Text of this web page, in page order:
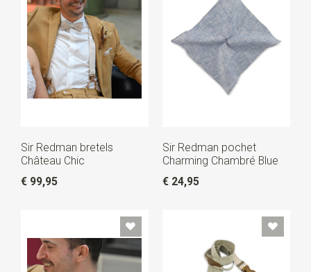
Sir Redman bretels
Château Chic
€ 99,95
Sir Redman pochet
Charming Chambré Blue
€ 24,95